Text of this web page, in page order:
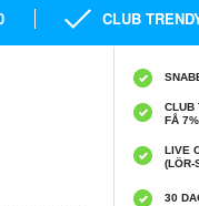
CLUB
CLUB
FÅ
LIVE
(LÖR-
30